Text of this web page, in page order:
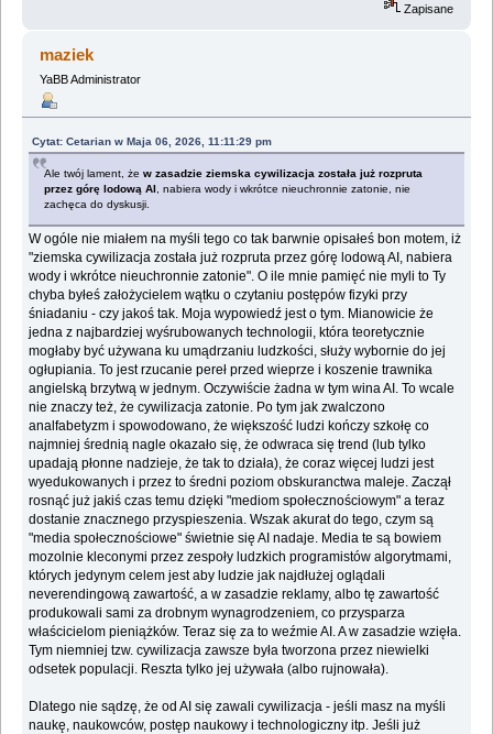
Zapisane
maziek
YaBB Administrator
Cytat: Cetarian w Maja 06, 2026, 11:11:29 pm
Ale twój lament, żew zasadzie ziemska cywilizacja została już rozpruta
przez górę lodową AI , nabiera wody i wkrótce nieuchronnie zatonie, nie
zachęca do dyskusji.
W ogóle nie miałem na myśli tego co tak barwnie opisałeś bon motem, iż
"ziemska cywilizacja została już rozpruta przez górę lodową AI, nabiera
wody i wkrótce nieuchronnie zatonie". O ile mnie pamięć nie myli to Ty
chyba byłeś założycielem wątku o czytaniu postępów fizyki przy
śniadaniu - czy jakoś tak. Moja wypowiedź jest o tym. Mianowicie że
jedna z najbardziej wyśrubowanych technologii, która teoretycznie
mogłaby być używana ku umądrzaniu ludzkości, służy wybornie do jej
ogłupiania. To jest rzucanie pereł przed wieprze i koszenie trawnika
angielską brzytwą w jednym. Oczywiście żadna w tym wina AI. To wcale
nie znaczy też, że cywilizacja zatonie. Po tym jak zwalczono
analfabetyzm i spowodowano, że większość ludzi kończy szkołę co
najmniej średnią nagle okazało się, że odwraca się trend (lub tylko
upadają płonne nadzieje, że tak to działa), że coraz więcej ludzi jest
wyedukowanych i przez to średni poziom obskuranctwa maleje. Zaczął
rosnąć już jakiś czas temu dzięki "mediom społecznościowym" a teraz
dostanie znacznego przyspieszenia. Wszak akurat do tego, czym są
"media społecznościowe" świetnie się AI nadaje. Media te są bowiem
mozolnie kleconymi przez zespoły ludzkich programistów algorytmami,
których jedynym celem jest aby ludzie jak najdłużej oglądali
neverendingową zawartość, a w zasadzie reklamy, albo tę zawartość
produkowali sami za drobnym wynagrodzeniem, co przysparza
właścicielom pieniążków. Teraz się za to weźmie AI. A w zasadzie wzięła.
Tym niemniej tzw. cywilizacja zawsze była tworzona przez niewielki
odsetek populacji. Reszta tylko jej używała (albo rujnowała).
Dlatego nie sądzę, że od AI się zawali cywilizacja - jeśli masz na myśli
naukę, naukowców, postęp naukowy i technologiczny itp. Jeśli już